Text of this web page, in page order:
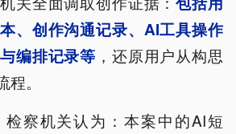
、创作沟通记录、AI工具操作
编排记录等 ，还原用户从构思
。
察机关认为：本案中的AI短